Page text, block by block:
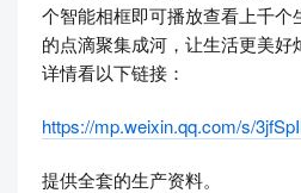
个智能相框即可播放查看上千个
的点滴聚集成河，让生活更美好
详情看以下链接：
https://mp.weixin.qq.com/s/
提供全套的生产资料。